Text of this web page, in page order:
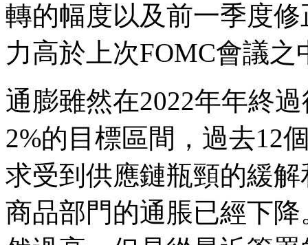
轉的幅度以及前一季度
力高於上次FOMC會議之
通膨雖然在2022年年終
2%的目標區間，過去12
求受到供應鏈瓶頸的緩
商品部門的通脹已經下